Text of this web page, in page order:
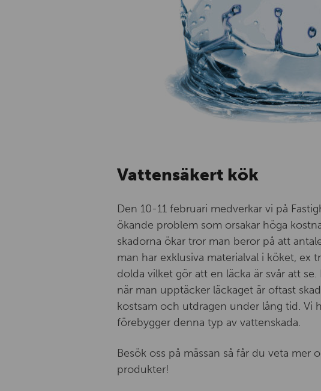
Vattensäkert kök
Den 10-11 februari medverkar vi på
ökande problem som orsakar höga
skadorna ökar tror man beror på att
man har exklusiva materialval i köket, ex
dolda vilket gör att en läcka är svår att
när man upptäcker läckaget är oftast
kostsam och utdragen under lång tid. Vi
förebygger denna typ av vattenskada.
Besök oss på mässan så får du veta
produkter!